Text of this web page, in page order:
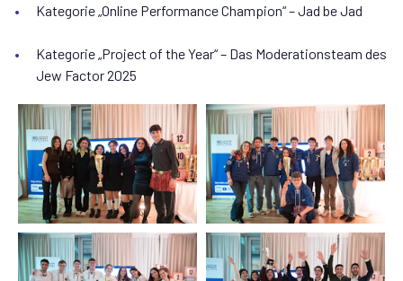
Kategorie „Online Performance Champion“ – Jad be Jad
Kategorie „Project of the Year“ – Das Moderationsteam des
Jew Factor 2025